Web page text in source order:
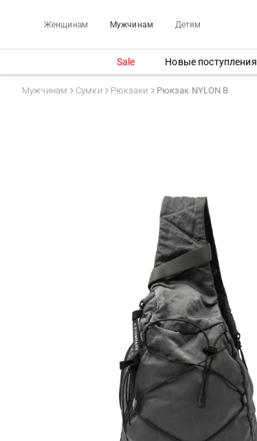
Женщинам Мужчинам Детям
Sale Новые поступления
Мужчинам Сумки Рюкзаки Рюкзак NYLON B